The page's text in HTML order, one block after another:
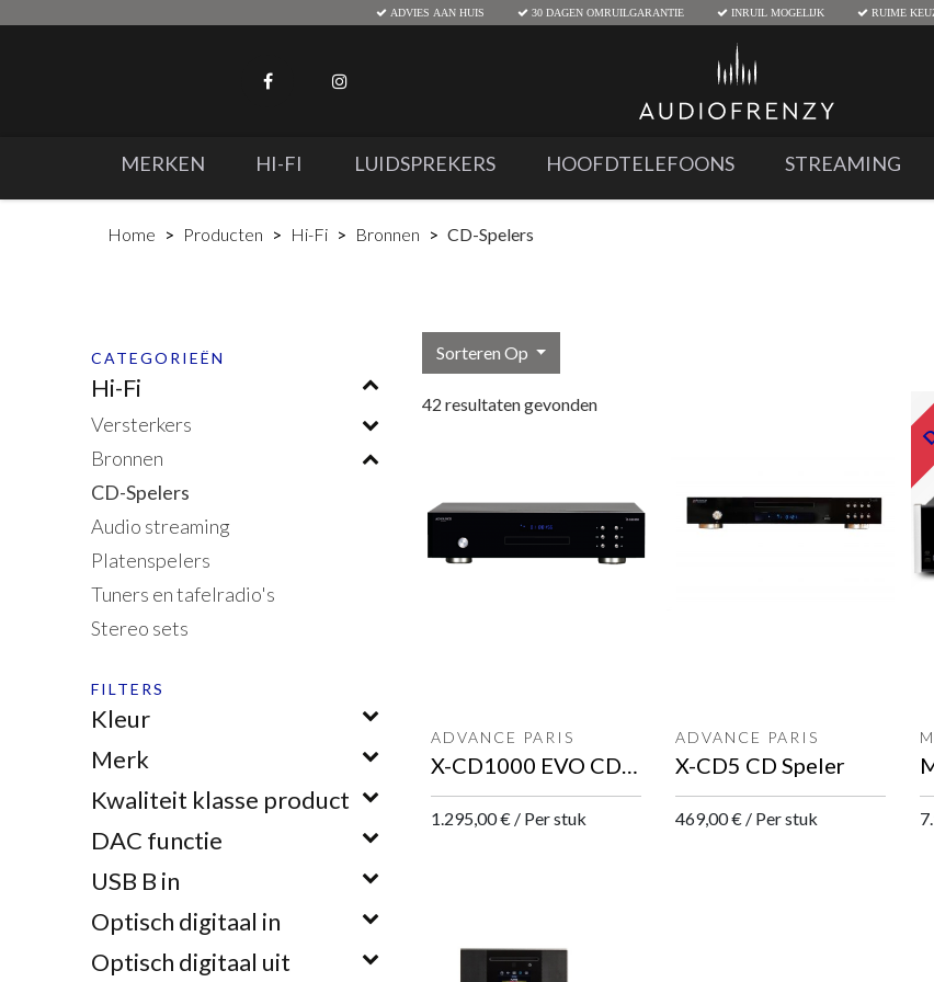
ADVIES AAN HUIS 30 DAGEN OMRUILGARANTIE INRUIL MOGELIJK RUIME
MERKEN HI-FI LUIDSPREKERS HOOFDTELEFOONS STREAMING
Home Producten Hi-Fi Bronnen CD-Spelers
CATEGORIEËN
Hi-Fi
Versterkers
Bronnen
CD-Spelers
Audio streaming
Platenspelers
Tuners en tafelradio's
Stereo sets
FILTERS
Kleur
Merk
Kwaliteit klasse product
DAC functie
USB B in
Optisch digitaal in
Optisch digitaal uit
Sorteren Op
42 resultaten gevonden
ADVANCE PARIS
X-CD1000 EVO CD Speler
1.295,00€ / Per stuk
ADVANCE PARIS
X-CD5 CD Speler
469,00€ / Per stuk